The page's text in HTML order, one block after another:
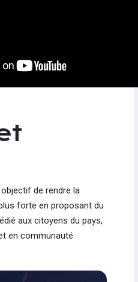
de rendre la
forte en proposant du
aux citoyens du pays,
en communauté